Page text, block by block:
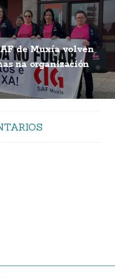
de Muxía volven
na organización